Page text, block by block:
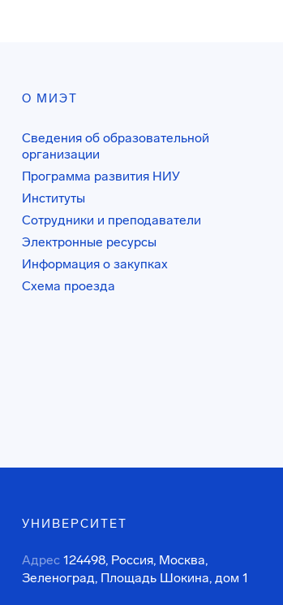
О МИЭТ
Сведения об образовательной
организации
Программа развития НИУ
Институты
Сотрудники и преподаватели
Электронные ресурсы
Информация о закупках
Схема проезда
УНИВЕРСИТЕТ
Адрес 124498, Россия, Москва,
Зеленоград, Площадь Шокина, дом 1